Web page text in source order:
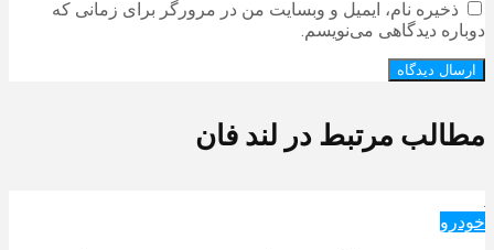
ذخیره نام، ایمیل و وبسایت من در مرورگر برای زمانی که
دوباره دیدگاهی می‌نویسم.
مطالب مرتبط در لند فان
خودرو